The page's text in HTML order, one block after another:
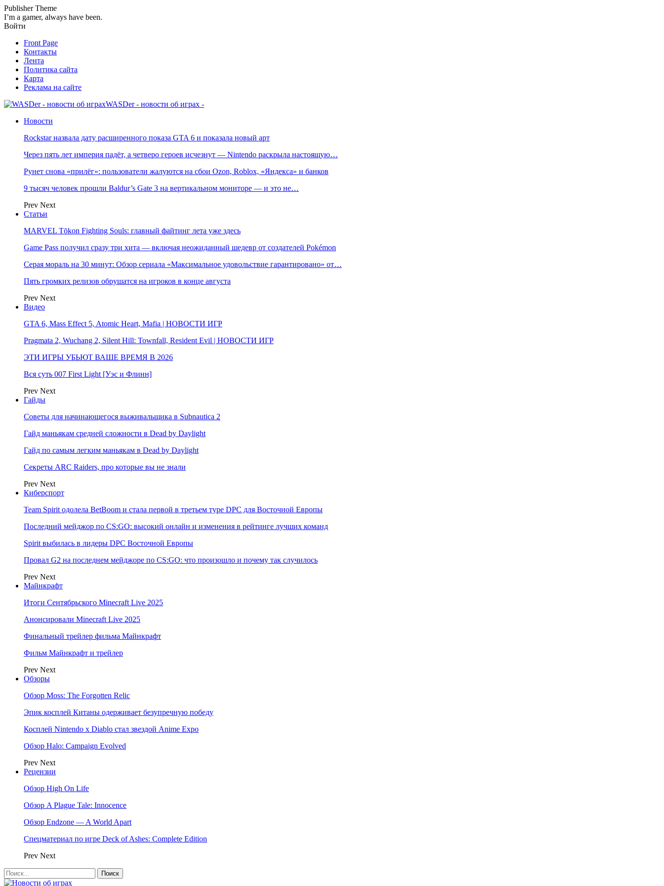
Publisher Theme
I’m a gamer, always have been.
Войти
Front Page
Контакты
Лента
Политика сайта
Карта
Реклама на сайте
WASDer - новости об играх -
Новости
Rockstar назвала дату расширенного показа GTA 6 и показала новый арт
Через пять лет империя падёт, а четверо героев исчезнут — Nintendo раскрыла настоящую…
Рунет снова «прилёг»: пользователи жалуются на сбои Ozon, Roblox, «Яндекса» и банков
9 тысяч человек прошли Baldur’s Gate 3 на вертикальном мониторе — и это не…
Prev Next
Статьи
MARVEL Tōkon Fighting Souls: главный файтинг лета уже здесь
Game Pass получил сразу три хита — включая неожиданный шедевр от создателей Pokémon
Серая мораль на 30 минут: Обзор сериала «Максимальное удовольствие гарантировано» от…
Пять громких релизов обрушатся на игроков в конце августа
Prev Next
Видео
GTA 6, Mass Effect 5, Atomic Heart, Mafia | НОВОСТИ ИГР
Pragmata 2, Wuchang 2, Silent Hill: Townfall, Resident Evil | НОВОСТИ ИГР
ЭТИ ИГРЫ УБЬЮТ ВАШЕ ВРЕМЯ В 2026
Вся суть 007 First Light [Уэс и Флинн]
Prev Next
Гайды
Советы для начинающегося выживальщика в Subnautica 2
Гайд маньякам средней сложности в Dead by Daylight
Гайд по самым легким маньякам в Dead by Daylight
Секреты ARC Raiders, про которые вы не знали
Prev Next
Киберспорт
Team Spirit одолела BetBoom и стала первой в третьем туре DPC для Восточной Европы
Последний мейджор по CS:GO: высокий онлайн и изменения в рейтинге лучших команд
Spirit выбилась в лидеры DPC Восточной Европы
Провал G2 на последнем мейджоре по CS:GO: что произошло и почему так случилось
Prev Next
Майнкрафт
Итоги Сентябрьского Minecraft Live 2025
Анонсировали Minecraft Live 2025
Финальный трейлер фильма Майнкрафт
Фильм Майнкрафт и трейлер
Prev Next
Обзоры
Обзор Moss: The Forgotten Relic
Эпик косплей Китаны одерживает безупречную победу
Косплей Nintendo x Diablo стал звездой Anime Expo
Обзор Halo: Campaign Evolved
Prev Next
Рецензии
Обзор High On Life
Обзор A Plague Tale: Innocence
Обзор Endzone — A World Apart
Спецматериал по игре Deck of Ashes: Complete Edition
Prev Next